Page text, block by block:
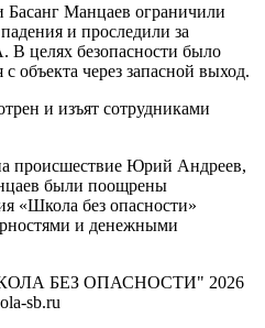
Манцаев ограничили
и проследили за
целях безопасности было
объекта через запасной выход.
и изъят сотрудниками
происшествие Юрий Андреев,
были поощрены
«Школа без опасности»
и денежными
БЕЗ ОПАСНОСТИ" 2026
sb.ru